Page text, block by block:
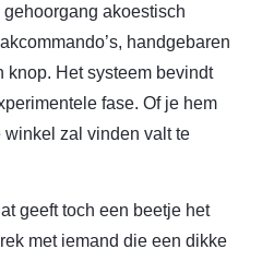
akoestisch
handgebaren
knop. Het systeem bevindt
fase. Of je hem
zal vinden valt te
geeft toch een beetje het
met iemand die een dikke